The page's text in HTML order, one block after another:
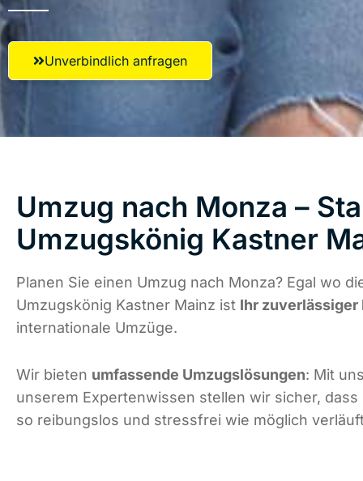
Unverbindlich anfragen
Umzug nach Monza –
Umzugskönig Kastner
Planen Sie einen Umzug nach Monza? Egal wo
Umzugskönig Kastner Mainz ist Ihr zuverlässiger
internationale Umzüge.
Wir bieten umfassende Umzugslösungen: Mit
unserem Expertenwissen stellen wir sicher,
so reibungslos und stressfrei wie möglich